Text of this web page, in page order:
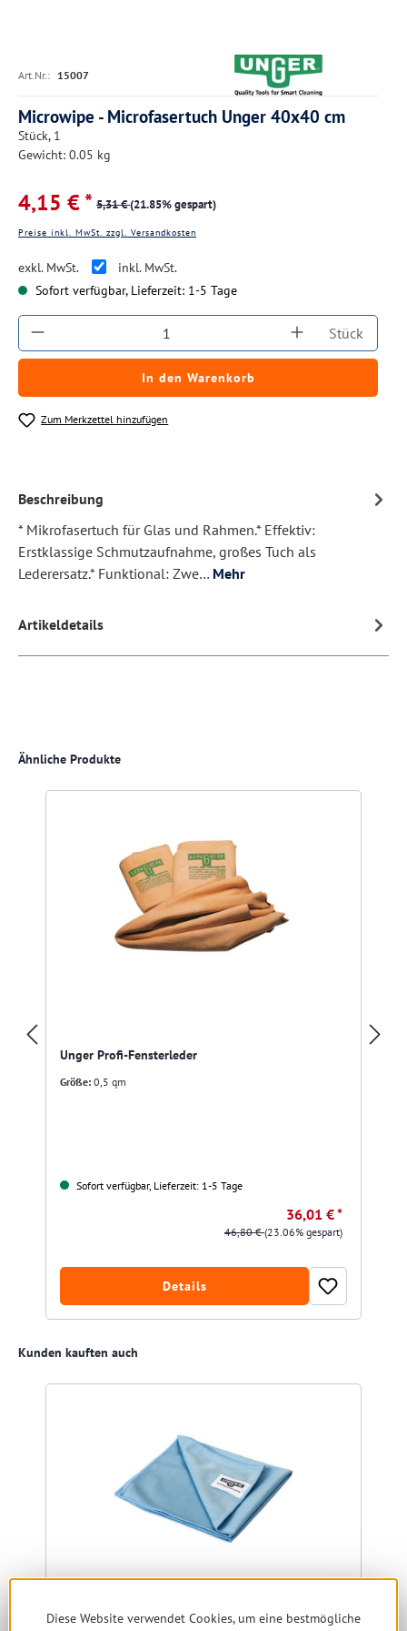
Art.Nr.: 15007
Microwipe - Microfasertuch Unger 40x40 cm
Stück, 1
Gewicht: 0.05 kg
4,15 € * 5,31 €(21.85% gespart)
Preise inkl. MwSt. zzgl. Versandkosten
exkl. MwSt.
inkl. MwSt.
Sofort verfügbar, Lieferzeit: 1-5 Tage
Produkt Anzahl: Gib den gewünschten
Stück
In den Warenkorb
Zum Merkzettel hinzufügen
Beschreibung
* Mikrofasertuch für Glas und Rahmen.* Effektiv:
Erstklassige Schmutzaufnahme, großes Tuch als
Lederersatz.* Funktional: Zwe… Mehr
Artikeldetails
Produktgalerie überspringen
Ähnliche Produkte
Unger Profi-Fensterleder
Größe: 0,5 qm
Sofort verfügbar, Lieferzeit: 1-5 Tage
36,01 € *
46,80 €(23.06% gespart)
Details
Produktgalerie überspringen
Kunden kauften auch
Unger MicroWipe Lite - Microfasertuch blau 40x40
Diese Website verwendet Cookies, um eine bestmögliche